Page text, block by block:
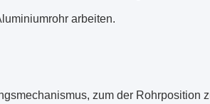
arbeiten.
zum der Rohrposition